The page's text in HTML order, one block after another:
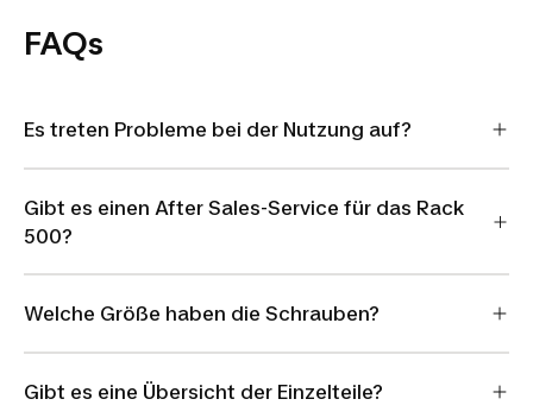
FAQs
Es treten Probleme bei der Nutzung auf?
Gibt es einen After Sales-Service für das Rack
500?
Welche Größe haben die Schrauben?
Gibt es eine Übersicht der Einzelteile?